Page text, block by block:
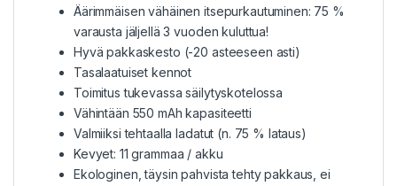
Äärimmäisen vähäinen itsepurkautuminen: 75 %
varausta jäljellä 3 vuoden kuluttua!
Hyvä pakkaskesto (-20 asteeseen asti)
Tasalaatuiset kennot
Toimitus tukevassa säilytyskotelossa
Vähintään 550 mAh kapasiteetti
Valmiiksi tehtaalla ladatut (n. 75 % lataus)
Kevyet: 11 grammaa / akku
Ekologinen, täysin pahvista tehty pakkaus, ei